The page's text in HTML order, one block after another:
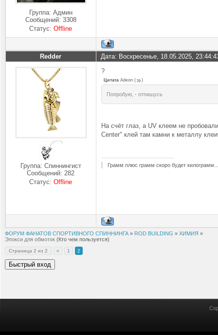
Группа: Админ
Сообщений: 3308
Статус:Offline
Redder Дата: Воскресенье, 18.05.2025,
Группа: Спиннингист
Сообщений:282
Статус:Offline
?
Цитата Adeon ( )
Попробую, - отпишусь
На счёт глаз, а UV клеем не
Center" клей там камни к металлу
Грамм плюс грамм скоро будет килограмм...
ФОРУМ ФАНАТОВ СПОРТИВНОГО СПИННИНГА » ROD BUILDING » ХИМИЯ »
Эпокси для обмоток (Кто чем пользуется)
Страница 2 из 2 « 1 2